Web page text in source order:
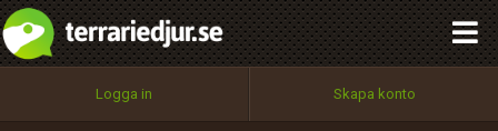
Logga in Skapa konto
Utför
OK
integritetspolicy
Namn:
Begär nytt lösenord
Tillbaka till förstasidan